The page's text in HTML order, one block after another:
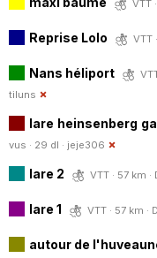
VTT
Reprise Lolo VTT
Nans héliport
tiluns
lare heinsenberg
vus · 29 dl · jeje306
lare 2 VTT · 57 km
lare 1 VTT · 57 km ·
autour de